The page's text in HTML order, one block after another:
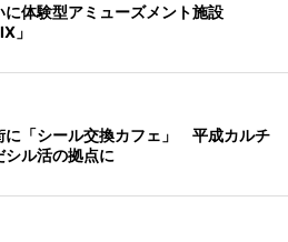
に体験型アミューズメント施設
」
に「シール交換カフェ」 平成カルチ
シル活の拠点に